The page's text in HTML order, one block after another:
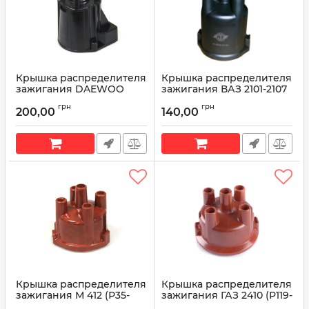
Крышка распределителя
зажигания DAEWOO
ESPERO (10496278) O.E.:
Артикул: AT 6500-200ID
200,00 грн
Крышка распределителя
зажигания ВАЗ 2101-2107
001ID
Артикул: AT 6500-001ID
140,00 грн
Крышка распределителя
зажигания М 412 (Р35-
Крышка распределителя
зажигания ГАЗ 2410 (Р119-